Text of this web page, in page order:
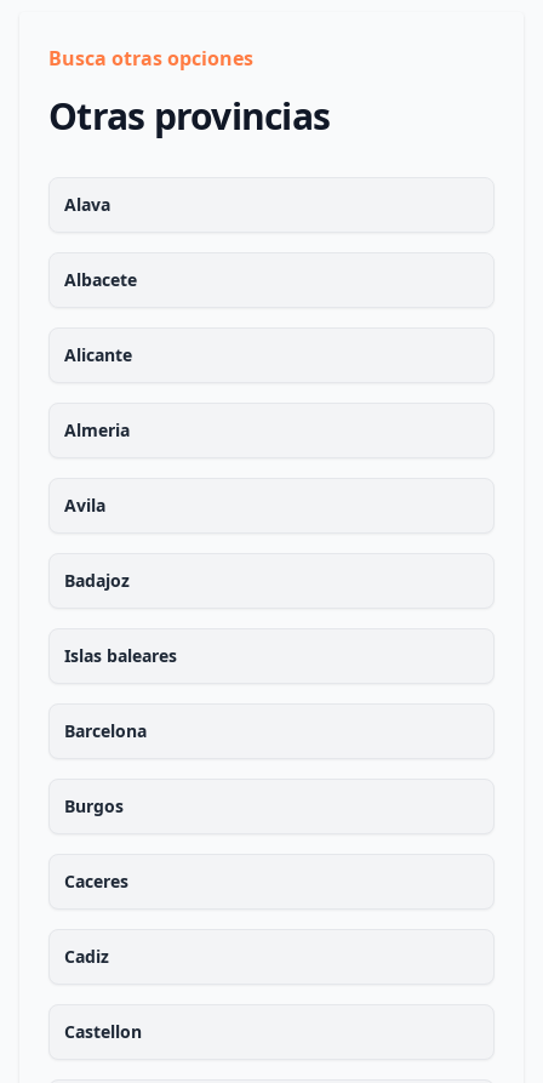
Busca otras opciones
Otras provincias
Alava
Albacete
Alicante
Almeria
Avila
Badajoz
Islas baleares
Barcelona
Burgos
Caceres
Cadiz
Castellon